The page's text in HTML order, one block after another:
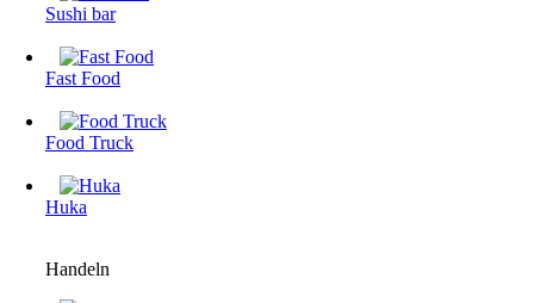
Sushi bar
Fast Food
Food Truck
Huka
Handeln